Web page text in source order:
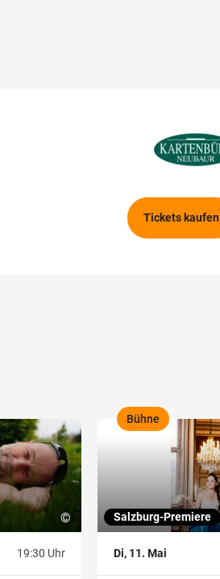
Tickets kaufen
©
19:30 Uhr
Salzburg-Premiere
Bühne
Di, 11. Mai